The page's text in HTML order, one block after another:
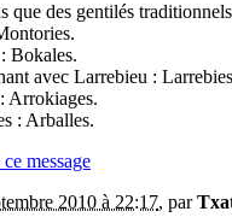
que des gentilés
Bokales.
avec Larrebieu :
Arrokiages.
: Arballes.
message
2010 à 22:17, par